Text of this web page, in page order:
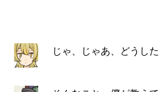
じゃ、じゃあ、どうし